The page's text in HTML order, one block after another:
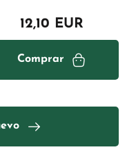
12,10 EUR
Comprar